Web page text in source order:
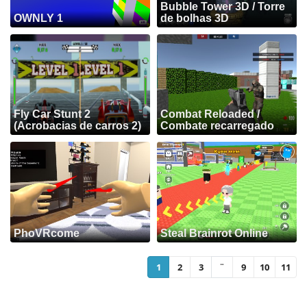
OWNLY 1
Bubble Tower 3D / Torre
de bolhas 3D
Fly Car Stunt 2
(Acrobacias de carros 2)
Combat Reloaded /
Combate recarregado
PhoVRcome Steal Brainrot Online
1 2 3 ¨ 9 10 11